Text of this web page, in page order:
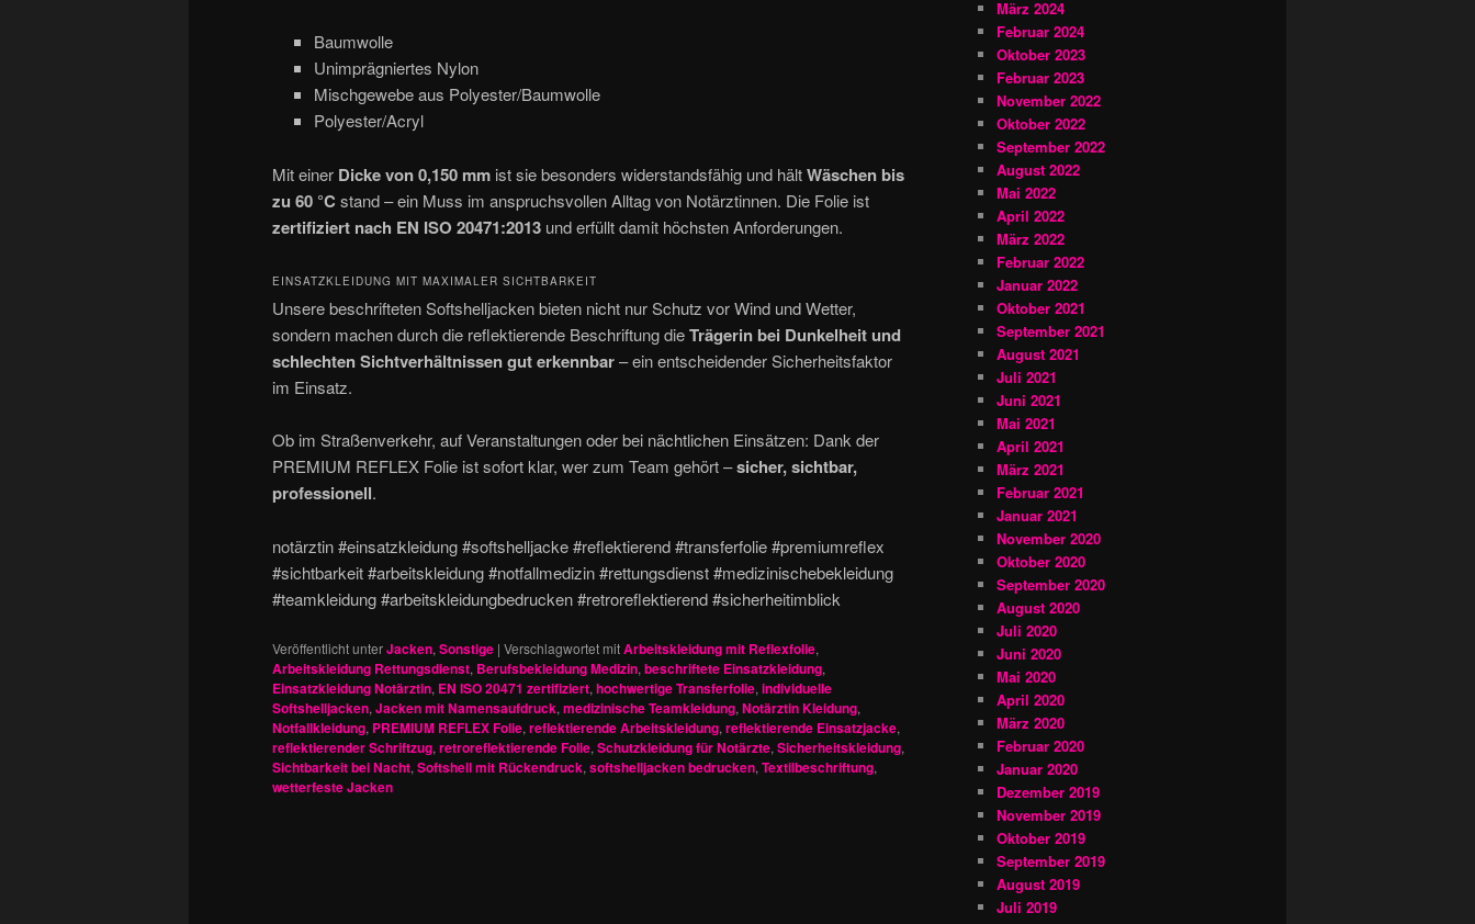
Baumwolle
Unimprägniertes Nylon
Mischgewebe aus Polyester/Baumwolle
Polyester/Acryl
Mit einer Dicke von 0,150 mm ist sie besonders widerstandsfähig und hältWäschen bis
zu 60 °C stand – ein Muss im anspruchsvollen Alltag von Notärztinnen. Die Folie ist
zertifiziert nach EN ISO 20471:2013 und erfüllt damit höchsten Anforderungen.
EINSATZKLEIDUNG MIT MAXIMALER SICHTBARKEIT
Unsere beschrifteten Softshelljacken bieten nicht nur Schutz vor Wind und Wetter,
sondern machen durch die reflektierende Beschriftung dieTrägerin bei Dunkelheit und
schlechten Sichtverhältnissen gut erkennbar– ein entscheidender Sicherheitsfaktor
im Einsatz.
Ob im Straßenverkehr, auf Veranstaltungen oder bei nächtlichen Einsätzen: Dank der
PREMIUM REFLEX Folie ist sofort klar, wer zum Team gehört –sicher, sichtbar,
professionell.
notärztin #einsatzkleidung #softshelljacke #reflektierend #transferfolie #premiumreflex
#sichtbarkeit #arbeitskleidung #notfallmedizin #rettungsdienst #medizinischebekleidung
#teamkleidung #arbeitskleidungbedrucken #retroreflektierend #sicherheitimblick
Veröffentlicht unterJacken, Sonstige | Verschlagwortet mitArbeitskleidung mit Reflexfolie,
Arbeitskleidung Rettungsdienst, Berufsbekleidung Medizin, beschriftete Einsatzkleidung,
Einsatzkleidung Notärztin, EN ISO 20471 zertifiziert, hochwertige Transferfolie, individuelle
Softshelljacken, Jacken mit Namensaufdruck, medizinische Teamkleidung, Notärztin Kleidung,
Notfallkleidung, PREMIUM REFLEX Folie, reflektierende Arbeitskleidung, reflektierende Einsatzjacke,
reflektierender Schriftzug, retroreflektierende Folie, Schutzkleidung für Notärzte, Sicherheitskleidung,
Sichtbarkeit bei Nacht, Softshell mit Rückendruck, softshelljacken bedrucken, Textilbeschriftung,
wetterfeste Jacken
März 2024
Februar 2024
Oktober 2023
Februar 2023
November 2022
Oktober 2022
September 2022
August 2022
Mai 2022
April 2022
März 2022
Februar 2022
Januar 2022
Oktober 2021
September 2021
August 2021
Juli 2021
Juni 2021
Mai 2021
April 2021
März 2021
Februar 2021
Januar 2021
November 2020
Oktober 2020
September 2020
August 2020
Juli 2020
Juni 2020
Mai 2020
April 2020
März 2020
Februar 2020
Januar 2020
Dezember 2019
November 2019
Oktober 2019
September 2019
August 2019
Juli 2019